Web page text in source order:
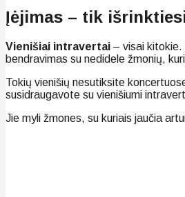
Įėjimas – tik
Vienišiai intravertai – visai kitokie.
bendravimas su nedidele žmonių,
Tokių vienišių nesutiksite
susidraugavote su vienišiumi
Jie myli žmones, su kuriais jaučia